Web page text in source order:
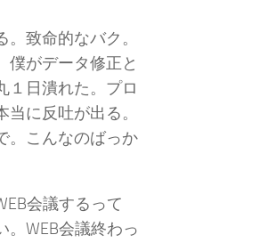
致命的なバク。
僕がデータ修正と
１日潰れた。プロ
に反吐が出る。
。こんなのばっか
会議するって
WEB会議終わっ